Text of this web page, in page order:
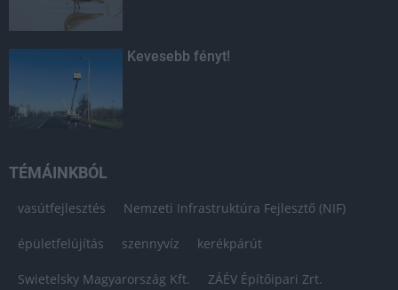
Kevesebb fényt!
TÉMÁINKBÓL
vasútfejlesztés Nemzeti Infrastruktúra Fejlesztő (NIF)
épületfelújítás szennyvíz kerékpárút
Swietelsky Magyarország Kft. ZÁÉV Építőipari Zrt.